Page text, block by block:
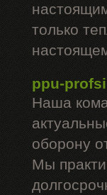
только
ppu-profsi
Наша
оборону
Мы